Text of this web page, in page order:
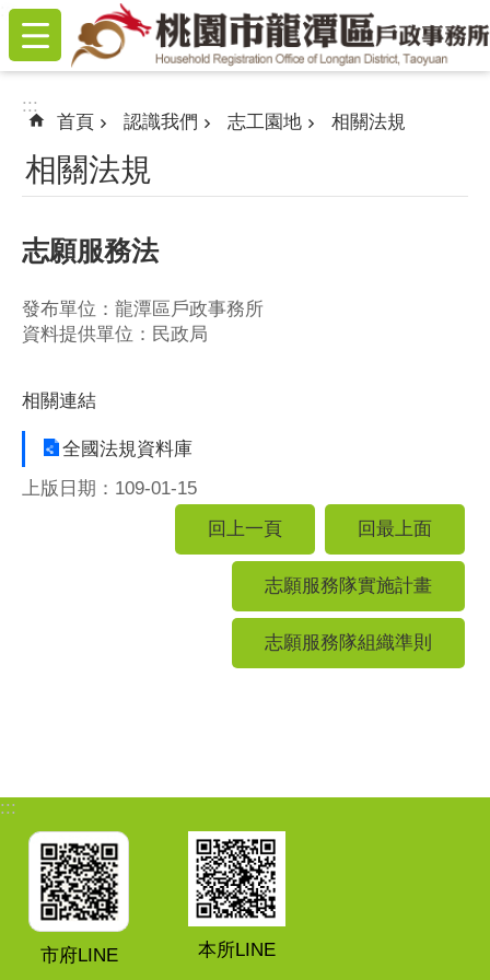
跳到主要內容區塊
:::
:::
首頁 認識我們 志工園地 相關法規
相關法規
志願服務法
發布單位：龍潭區戶政事務所
資料提供單位：民政局
相關連結
全國法規資料庫
上版日期：109-01-15
回上一頁
回最上面
志願服務隊實施計畫
志願服務隊組織準則
:::
市府LINE 本所LINE